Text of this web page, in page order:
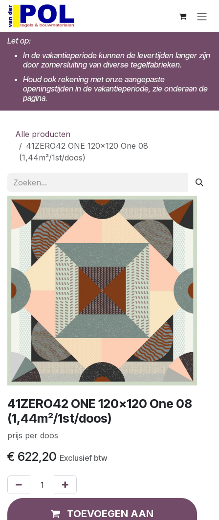
Overslaan naar inhoud
Let op:
In de vakantieperiode kunnen de levertijden langer zijn
door zomersluiting van diverse tegelfabrieken.
Houd ook rekening met onze aangepaste
openingstijden in de vakantieperiode, zie onderaan de
pagina.
Alle producten
41ZERO42 ONE 120x120 One 08
(1,44m²/1st/doos)
41ZERO42 ONE 120x120 One 08
(1,44m²/1st/doos)
prijs per doos
€ 622,20 Exclusief btw
TOEVOEGEN AAN